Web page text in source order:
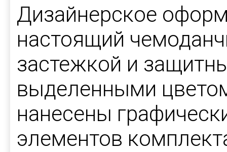
Дизайнерское
настоящий
застежкой и
выделенными
нанесены
элементов